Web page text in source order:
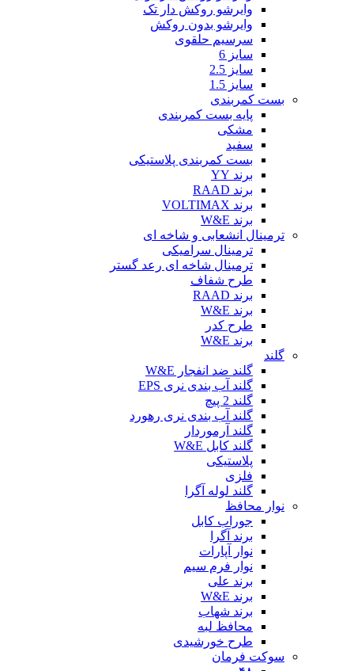
وایرشو روکش دار تک
وایرشو بدون روکش
سرسیم حلقوی
سایز 6
سایز 2.5
سایز 1.5
بست کمربندی
پایه بست کمربندی
مشکی
سفید
بست کمربندی پلاستیکی
برند YY
برند RAAD
برند VOLTIMAX
برند W&E
ترمینال انشعابی و شاخه ای
ترمینال سرامیکی
ترمینال شاخه ای رعد گستر
طرح شفاف
برند RAAD
برند W&E
طرح کدر
برند W&E
گلند
گلند ضد انفجار W&E
گلند آب بندی نری EPS
گلند 2 پیچ
گلند آب بندی نری رهورد
گلند آرموردار
گلند کابل W&E
پلاستیکی
فلزی
گلند لوله آگرا
نوار محافظ
جوراب کابل
برند آگرا
نوار آپارات
نوار فرم سیم
برند علی
برند W&E
برند شهاب
محافظ لبه
طرح خورشیدی
سوکت فرمان